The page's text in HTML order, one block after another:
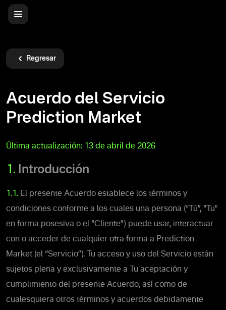
Regresar
Acuerdo del Servicio
Prediction Market
Última actualización: 13 de abril de 2026
1. Introducción
1.1. El presente Acuerdo establece los términos y
condiciones conforme a los cuales una persona (“Tú”, “Tu”
en forma posesiva o el “Cliente”) puede usar, interactuar
con o acceder de cualquier otra forma a Prediction
Market (el “Servicio”). Tu acceso y uso del Servicio están
sujetos plena y exclusivamente a Tu aceptación y
cumplimiento del presente Acuerdo, así como de
cualesquiera otros términos y acuerdos debidamente